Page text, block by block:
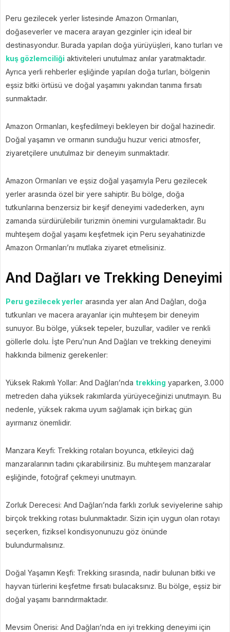
Peru gezilecek yerler listesinde Amazon Ormanları,
doğaseverler ve macera arayan gezginler için ideal bir
destinasyondur. Burada yapılan doğa yürüyüşleri, kano turları ve
kuş gözlemciliği aktiviteleri unutulmaz anılar yaratmaktadır.
Ayrıca yerli rehberler eşliğinde yapılan doğa turları, bölgenin
eşsiz bitki örtüsü ve doğal yaşamını yakından tanıma fırsatı
sunmaktadır.
Amazon Ormanları, keşfedilmeyi bekleyen bir doğal hazinedir.
Doğal yaşamın ve ormanın sunduğu huzur verici atmosfer,
ziyaretçilere unutulmaz bir deneyim sunmaktadır.
Amazon Ormanları ve eşsiz doğal yaşamıyla Peru gezilecek
yerler arasında özel bir yere sahiptir. Bu bölge, doğa
tutkunlarına benzersiz bir keşif deneyimi vadederken, aynı
zamanda sürdürülebilir turizmin önemini vurgulamaktadır. Bu
muhteşem doğal yaşamı keşfetmek için Peru seyahatinizde
Amazon Ormanları’nı mutlaka ziyaret etmelisiniz.
And Dağları ve Trekking Deneyimi
Peru gezilecek yerler arasında yer alan And Dağları, doğa
tutkunları ve macera arayanlar için muhteşem bir deneyim
sunuyor. Bu bölge, yüksek tepeler, buzullar, vadiler ve renkli
göllerle dolu. İşte Peru’nun And Dağları ve trekking deneyimi
hakkında bilmeniz gerekenler:
Yüksek Rakımlı Yollar: And Dağları’nda trekking yaparken, 3.000
metreden daha yüksek rakımlarda yürüyeceğinizi unutmayın. Bu
nedenle, yüksek rakıma uyum sağlamak için birkaç gün
ayırmanız önemlidir.
Manzara Keyfi: Trekking rotaları boyunca, etkileyici dağ
manzaralarının tadını çıkarabilirsiniz. Bu muhteşem manzaralar
eşliğinde, fotoğraf çekmeyi unutmayın.
Zorluk Derecesi: And Dağları’nda farklı zorluk seviyelerine sahip
birçok trekking rotası bulunmaktadır. Sizin için uygun olan rotayı
seçerken, fiziksel kondisyonunuzu göz önünde
bulundurmalısınız.
Doğal Yaşamın Keşfi: Trekking sırasında, nadir bulunan bitki ve
hayvan türlerini keşfetme fırsatı bulacaksınız. Bu bölge, eşsiz bir
doğal yaşamı barındırmaktadır.
Mevsim Önerisi: And Dağları’nda en iyi trekking deneyimi için